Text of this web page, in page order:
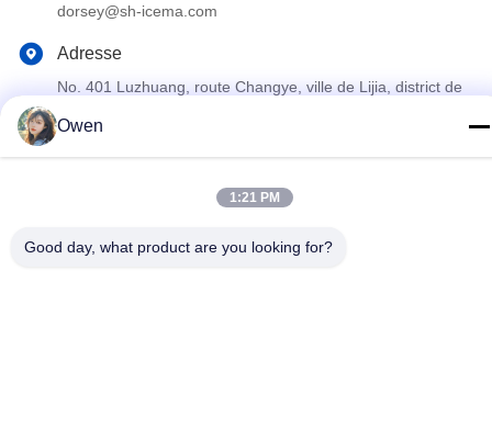
dorsey@sh-icema.com
Adresse
No. 401 Luzhuang, route Changye, ville de Lijia, district de
Fournisseur. © de Copyright 2023-2026 Changzhou ETD Cold
Owen
1:21 PM
Good day, what product are you looking for?